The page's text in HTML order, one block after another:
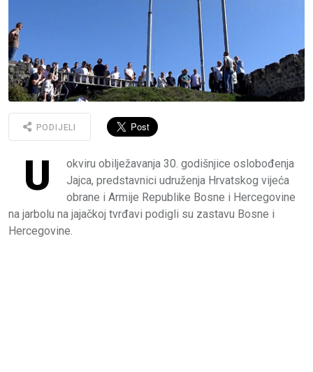
PODIJELI
U
okviru obilježavanja 30. godišnjice oslobođenja
Jajca, predstavnici udruženja Hrvatskog vijeća
obrane i Armije Republike Bosne i Hercegovine
na jarbolu na jajačkoj tvrđavi podigli su zastavu Bosne i
Hercegovine.